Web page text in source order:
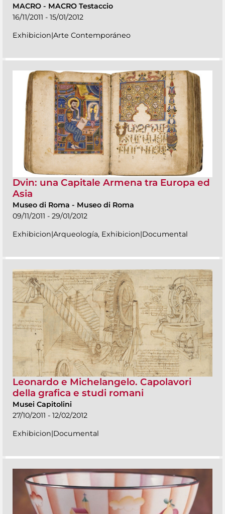
MACRO - MACRO Testaccio
16/11/2011 - 15/01/2012
Exhibicion|Arte Contemporáneo
Dvin: una Capitale Armena tra Europa ed
Asia
Museo di Roma - Museo di Roma
09/11/2011 - 29/01/2012
Exhibicion|Arqueología, Exhibicion|Documental
Leonardo e Michelangelo. Capolavori
della grafica e studi romani
Musei Capitolini
27/10/2011 - 12/02/2012
Exhibicion|Documental